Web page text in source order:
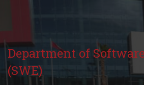
Department of
(SWE)